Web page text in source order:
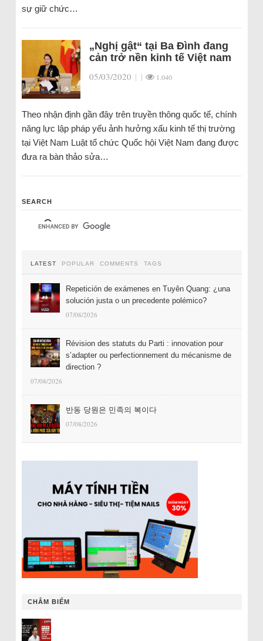
sự giữ chức…
„Nghị gật“ tại Ba Đình đang
cản trở nền kinh tế Việt nam
05/03/2020 | | 1.040
Theo nhận định gần đây trên truyền thông quốc tế, chính
năng lực lập pháp yếu ảnh hưởng xấu kinh tế thị trường
tại Việt Nam Luật tổ chức Quốc hội Việt Nam đang được
đưa ra bàn thảo sửa…
SEARCH
LATEST POPULAR COMMENTS TAGS
Repetición de exámenes en Tuyên Quang: ¿una
solución justa o un precedente polémico?
07/08/2026
Révision des statuts du Parti : innovation pour
s’adapter ou perfectionnement du mécanisme de
direction ?
07/08/2026
반동 당원은 민족의 복이다
07/08/2026
CHÂM BIẾM